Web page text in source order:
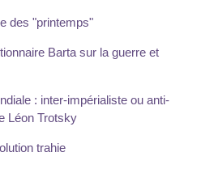
des "printemps"
Barta sur la guerre et
: inter-impérialiste ou anti-
Léon Trotsky
trahie